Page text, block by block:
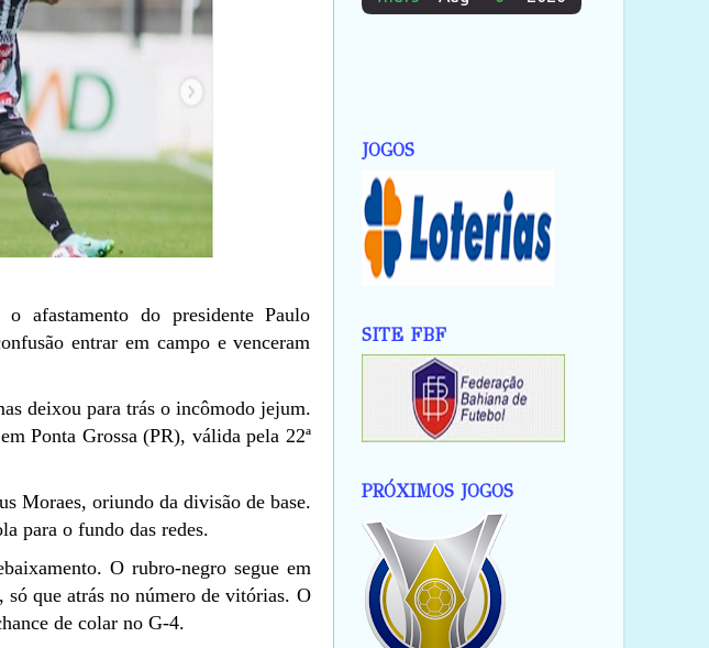
afastamento do presidente Paulo
entrar em campo e venceram
deixou para trás o incômodo jejum.
Ponta Grossa (PR), válida pela 22ª
Moraes, oriundo da divisão de base.
para o fundo das redes.
O rubro-negro segue em
que atrás no número de vitórias. O
de colar no G-4.
JOGOS
SITE FBF
PRÓXIMOS JOGOS